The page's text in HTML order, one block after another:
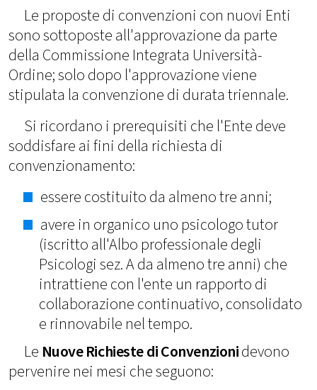
Le proposte di convenzioni con nuovi Enti
sono sottoposte all'approvazione da parte
della Commissione Integrata Università-
Ordine; solo dopo l'approvazione viene
stipulata la convenzione di durata triennale.
Si ricordano i prerequisiti che l'Ente deve
soddisfare ai fini della richiesta di
convenzionamento:
essere costituito da almeno tre anni;
avere in organico uno psicologo tutor
(iscritto all'Albo professionale degli
Psicologi sez. A da almeno tre anni) che
intrattiene con l'ente un rapporto di
collaborazione continuativo, consolidato
e rinnovabile nel tempo.
Le Nuove Richieste di Convenzionidevono
pervenire nei mesi che seguono: